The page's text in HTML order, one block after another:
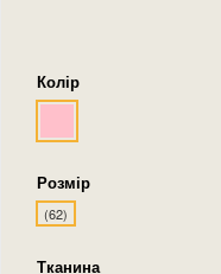
Колір
Розмір
(62)
Тканина